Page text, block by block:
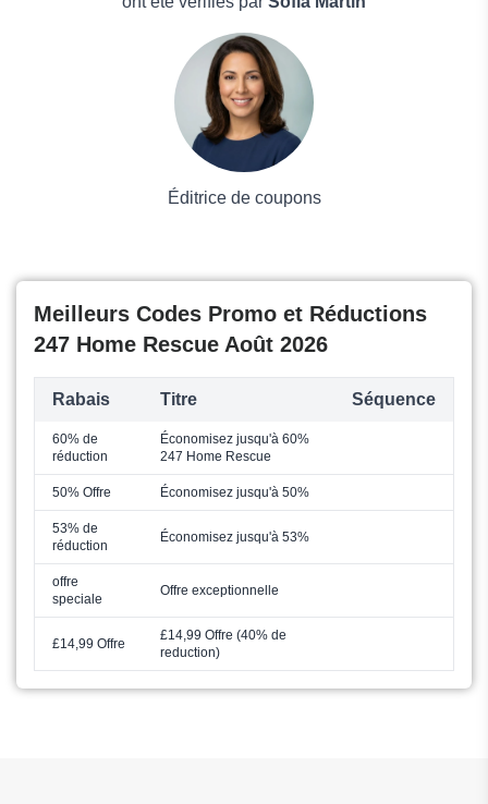
Éditrice de coupons
Meilleurs Codes Promo et Réductions
247 Home Rescue Août 2026
Rabais Titre Séquence
60% de
réduction
Économisez jusqu'à 60%
247 Home Rescue
50% Offre Économisez jusqu'à 50%
53% de
réduction
Économisez jusqu'à 53%
offre
speciale
Offre exceptionnelle
£14,99 Offre
£14,99 Offre (40% de
reduction)